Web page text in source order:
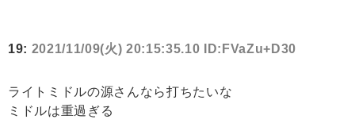
19: 2021/11/09(火) 20:15:35.10 ID:FVaZu+D30
ライトミドルの源さんなら打ちたいな
ミドルは重過ぎる